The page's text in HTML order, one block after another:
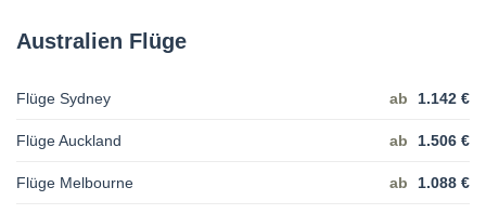
Australien Flüge
Flüge Sydney ab 1.142 €
Flüge Auckland ab 1.506 €
Flüge Melbourne ab 1.088 €